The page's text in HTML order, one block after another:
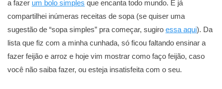
a fazer um bolo simples que encanta todo mundo. E já
compartilhei inúmeras receitas de sopa (se quiser uma
sugestão de “sopa simples” pra começar, sugiro essa aqui). Da
lista que fiz com a minha cunhada, só ficou faltando ensinar a
fazer feijão e arroz e hoje vim mostrar como faço feijão, caso
você não saiba fazer, ou esteja insatisfeita com o seu.